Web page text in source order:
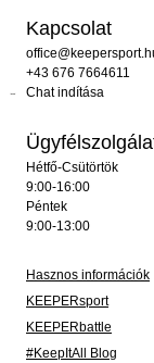
Kapcsolat
+43 676 7664611
Chat indítása
Hétfő-Csütörtök
9:00-16:00
Péntek
9:00-13:00
Hasznos információk
KEEPERsport
KEEPERbattle
#KeepItAll Blog